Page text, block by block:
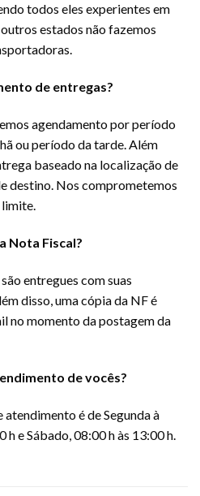
todos eles experientes em
estados não fazemos
de entregas?
agendamento por período
ou período da tarde. Além
baseado na localização de
destino. Nos comprometemos
limite.
Nota Fiscal?
entregues com suas
disso, uma cópia da NF é
no momento da postagem da
de vocês?
é de Segunda à
e Sábado, 08:00 h às 13:00 h.